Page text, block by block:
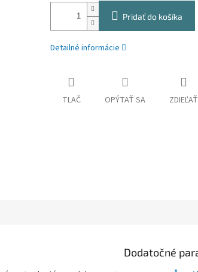
Pridať do košíka
Detailné informácie
TLAČ OPÝTAŤ SA ZDIEĽAŤ
Dodatočné